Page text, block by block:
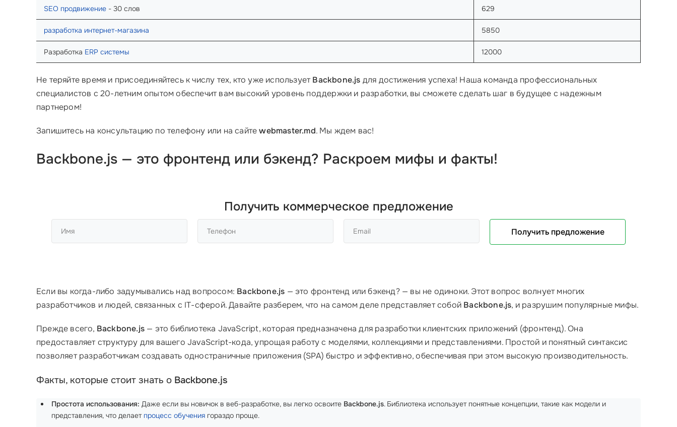
SEO продвижение - 30 слов 629
разработка интернет-магазина 5850
Разработка ERP системы 12000
Не теряйте время и присоединяйтесь к числу тех, кто уже используетBackbone.js для достижения успеха! Наша команда профессиональных
специалистов с 20-летним опытом обеспечит вам высокий уровень поддержки и разработки, вы сможете сделать шаг в будущее с надежным
партнером!
Запишитесь на консультацию по телефону или на сайтеwebmaster.md. Мы ждем вас!
Backbone.js — это фронтенд или бэкенд? Раскроем мифы и факты!
Получить коммерческое предложение
Получить предложение
Если вы когда-либо задумывались над вопросом: Backbone.js — это фронтенд или бэкенд? — вы не одиноки. Этот вопрос волнует многих
разработчиков и людей, связанных с IT-сферой. Давайте разберем, что на самом деле представляет собой Backbone.js, и разрушим популярные мифы.
Прежде всего, Backbone.js — это библиотека JavaScript, которая предназначена для разработки клиентских приложений (фронтенд). Она
предоставляет структуру для вашего JavaScript-кода, упрощая работу с моделями, коллекциями и представлениями. Простой и понятный синтаксис
позволяет разработчикам создавать одностраничные приложения (SPA) быстро и эффективно, обеспечивая при этом высокую производительность.
Факты, которые стоит знать о Backbone.js
Простота использования: Даже если вы новичок в веб-разработке, вы легко освоите Backbone.js. Библиотека использует понятные концепции, такие как модели и
представления, что делает процесс обучения гораздо проще.